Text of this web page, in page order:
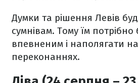
Думки та рішення Левів
сумнівам. Тому їм потрібно
впевненим і наполягати
переконаннях.